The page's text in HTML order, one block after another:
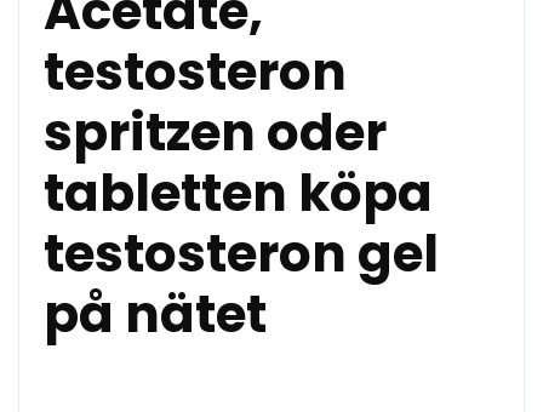
testosteron
spritzen oder
tabletten köpa
testosteron gel
på nätet